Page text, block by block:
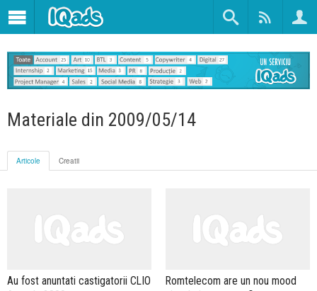
Materiale din 2009/05/14
Articole Creatii
Au fost anuntati castigatorii CLIO
Romtelecom are un nou mood